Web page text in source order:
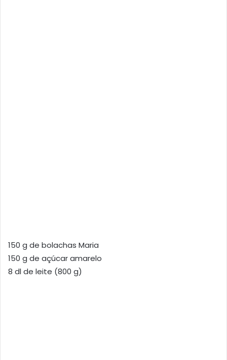
150 g de bolachas Maria
150 g de açúcar amarelo
8 dl de leite (800 g)